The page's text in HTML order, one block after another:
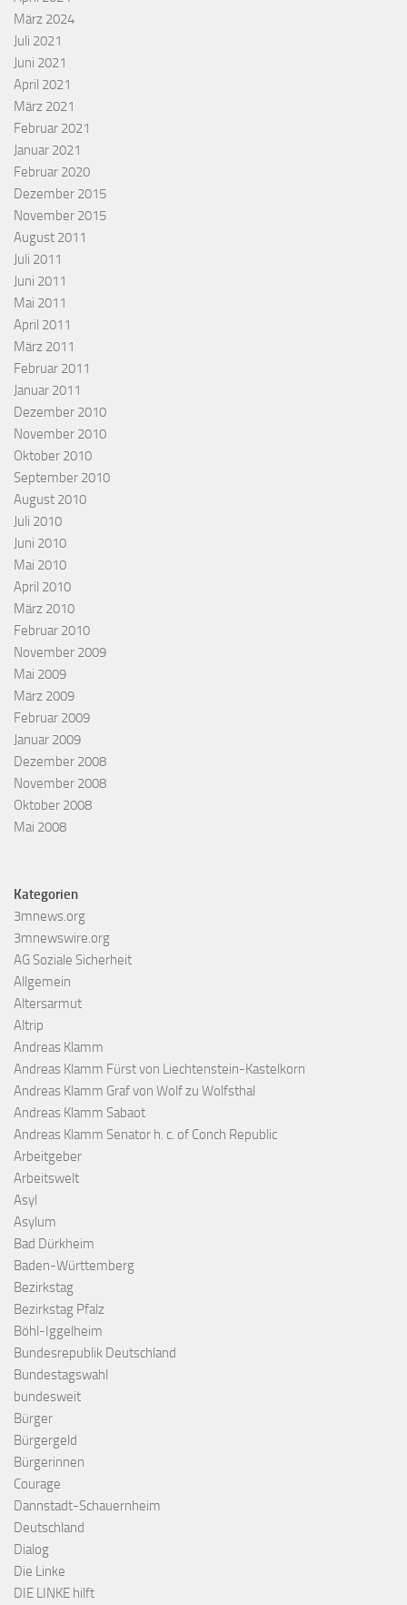
März 2024
Juli 2021
Juni 2021
April 2021
März 2021
Februar 2021
Januar 2021
Februar 2020
Dezember 2015
November 2015
August 2011
Juli 2011
Juni 2011
Mai 2011
April 2011
März 2011
Februar 2011
Januar 2011
Dezember 2010
November 2010
Oktober 2010
September 2010
August 2010
Juli 2010
Juni 2010
Mai 2010
April 2010
März 2010
Februar 2010
November 2009
Mai 2009
März 2009
Februar 2009
Januar 2009
Dezember 2008
November 2008
Oktober 2008
Mai 2008
Kategorien
3mnews.org
3mnewswire.org
AG Soziale Sicherheit
Allgemein
Altersarmut
Altrip
Andreas Klamm
Andreas Klamm Fürst von Liechtenstein-Kastelkorn
Andreas Klamm Graf von Wolf zu Wolfsthal
Andreas Klamm Sabaot
Andreas Klamm Senator h. c. of Conch Republic
Arbeitgeber
Arbeitswelt
Asyl
Asylum
Bad Dürkheim
Baden-Württemberg
Bezirkstag
Bezirkstag Pfalz
Böhl-Iggelheim
Bundesrepublik Deutschland
Bundestagswahl
bundesweit
Bürger
Bürgergeld
Bürgerinnen
Courage
Dannstadt-Schauernheim
Deutschland
Dialog
Die Linke
DIE LINKE hilft